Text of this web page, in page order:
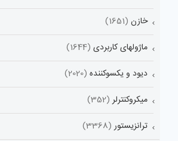
خازن (1651)
ماژولهای کاربردی (1644)
دیود و یکسوکننده (2020)
میکروکنترلر (352)
ترانزیستور (3368)